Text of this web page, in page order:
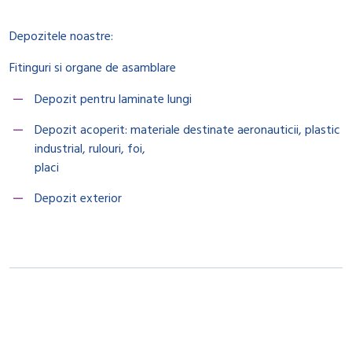
Depozitele noastre:
Fitinguri si organe de asamblare
Depozit pentru laminate lungi
Depozit acoperit: materiale destinate aeronauticii, plastic
industrial, rulouri, foi,
placi
Depozit exterior